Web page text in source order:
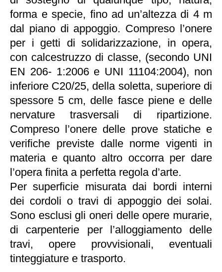
forma e specie, fino ad un’altezza di 4 m
dal piano di appoggio. Compreso l’onere
per i getti di solidarizzazione, in opera,
con calcestruzzo di classe, (secondo UNI
EN 206- 1:2006 e UNI 11104:2004), non
inferiore C20/25, della soletta, superiore di
spessore 5 cm, delle fasce piene e delle
nervature trasversali di ripartizione.
Compreso l’onere delle prove statiche e
verifiche previste dalle norme vigenti in
materia e quanto altro occorra per dare
l’opera finita a perfetta regola d’arte.
Per superficie misurata dai bordi interni
dei cordoli o travi di appoggio dei solai.
Sono esclusi gli oneri delle opere murarie,
di carpenterie per l’alloggiamento delle
travi, opere provvisionali, eventuali
tinteggiature e trasporto.